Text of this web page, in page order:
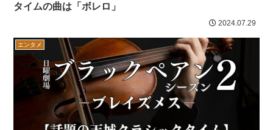
タイムの曲は「ボレロ」
2024.07.29
エンタメ